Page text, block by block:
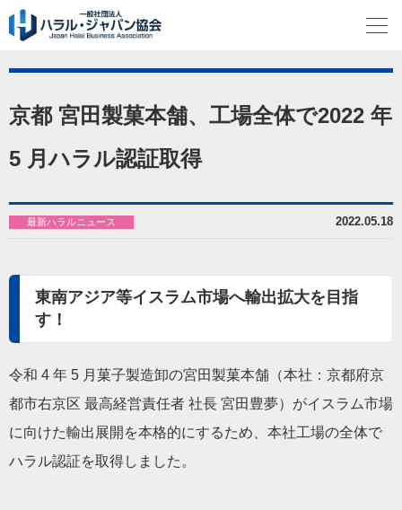
京都 宮田製菓本舗、工場全体で2022 年
5 月ハラル認証取得
2022.05.18
最新ハラルニュース
東南アジア等イスラム市場へ輸出拡大を目指
す！
令和 4 年 5 月菓子製造卸の宮田製菓本舗（本社：京都府京
都市右京区 最高経営責任者 社長 宮田豊夢）がイスラム市場
に向けた輸出展開を本格的にするため、本社工場の全体で
ハラル認証を取得しました。